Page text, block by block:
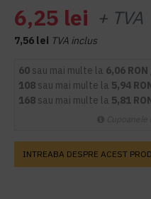
6,25 lei + TVA
7,56 lei TVA inclus
60 sau mai multe la 6,06
108 sau mai multe la 5,94
168 sau mai multe la 5,81
INTREABA DESPRE ACEST